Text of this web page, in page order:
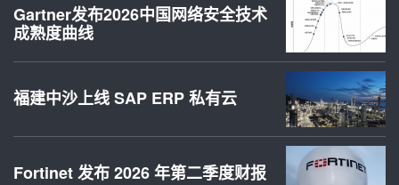
Gartner发布2026中国网络安全技术
成熟度曲线
福建中沙上线 SAP ERP 私有云
Fortinet 发布 2026 年第二季度财报